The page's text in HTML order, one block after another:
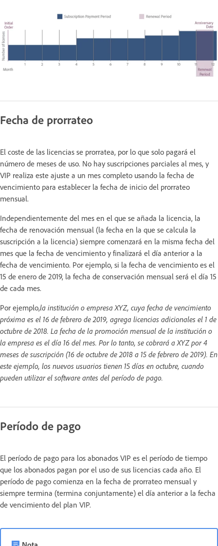
Fecha de prorrateo
El coste de las licencias se prorratea, por lo que solo pagará el
número de meses de uso. No hay suscripciones parciales al mes, y
VIP realiza este ajuste a un mes completo usando la fecha de
vencimiento para establecer la fecha de inicio del prorrateo
mensual.
Independientemente del mes en el que se añada la licencia, la
fecha de renovación mensual (la fecha en la que se calcula la
suscripción a la licencia) siempre comenzará en la misma fecha del
mes que la fecha de vencimiento y finalizará el día anterior a la
fecha de vencimiento. Por ejemplo, si la fecha de vencimiento es el
15 de enero de 2019, la fecha de conservación mensual será el día 15
de cada mes.
Por ejemplo,la institución o empresa XYZ, cuya fecha de vencimiento
próxima es el 16 de febrero de 2019, agrega licencias adicionales el 1 de
octubre de 2018. La fecha de la promoción mensual de la institución o
la empresa es el día 16 del mes. Por lo tanto, se cobrará a XYZ por 4
meses de suscripción (16 de octubre de 2018 a 15 de febrero de 2019). En
este ejemplo, los nuevos usuarios tienen 15 días en octubre, cuando
pueden utilizar el software antes del período de pago.
Período de pago
El período de pago para los abonados VIP es el período de tiempo
que los abonados pagan por el uso de sus licencias cada año. El
período de pago comienza en la fecha de prorrateo mensual y
siempre termina (termina conjuntamente) el día anterior a la fecha
de vencimiento del plan VIP.